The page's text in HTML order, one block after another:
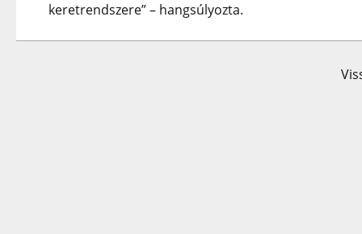
keretrendszere” – hangsúlyozta.